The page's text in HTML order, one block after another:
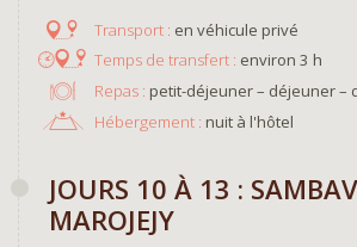
en véhicule privé
environ 3 h
Repas : petit-déjeuner – déjeuner –
Hébergement : nuit à l'hôtel
JOURS 10 À 13 :
MAROJEJY